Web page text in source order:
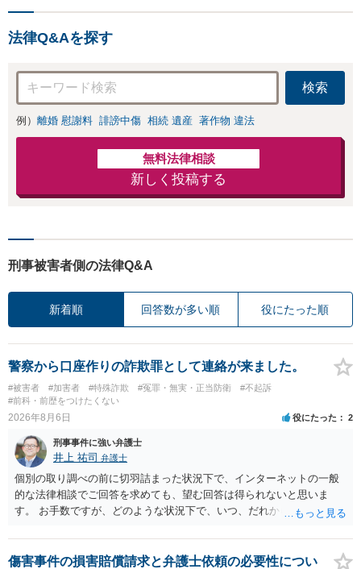
様の話を丁寧にう
を正確に読み取り
ます。【東京都在
住以外の方も対
応】
法律Q&Aを探す
検索
例） 離婚 慰謝料 誹謗中傷 相続 遺産 著作物 違法
無料法律相談
新しく投稿する
刑事被害者側の法律Q&A
新着順 回答数が多い順 役にたった順
警察から口座作りの詐欺罪として連絡が来ました。
#被害者 #加害者 #特殊詐欺 #冤罪・無実・正当防衛
#不起訴
#前科・前歴をつけたくない
2026年8月6日 役にたった 2
刑事事件に強い弁護士
井上 祐司 弁護士
個別の取り調べの前に切羽詰まった状況下で、インターネットの一般
的な法律相談でご回答を求めても、望む回答は得られないと思いま
す。 お手数ですが、どのような状況下で、いつ、だれからどのような
の程度だと聞いているのかということについて、お近くで詳細な法律
相談を受けられたうえで対処方法を探された方がよいと思われます。
傷害事件の損害賠償請求と弁護士依頼の必要性につい